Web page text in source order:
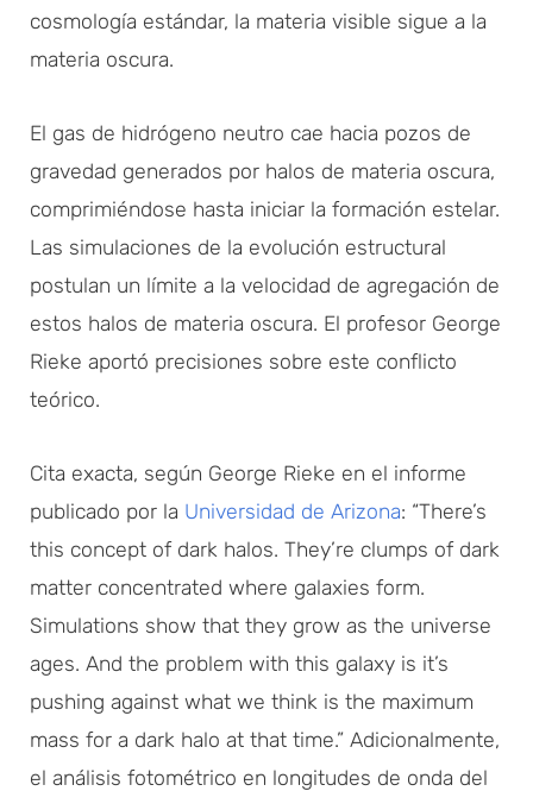
cosmología estándar, la materia visible sigue a la
materia oscura.
El gas de hidrógeno neutro cae hacia pozos de
gravedad generados por halos de materia oscura,
comprimiéndose hasta iniciar la formación estelar.
Las simulaciones de la evolución estructural
postulan un límite a la velocidad de agregación de
estos halos de materia oscura. El profesor George
Rieke aportó precisiones sobre este conflicto
teórico.
Cita exacta, según George Rieke en el informe
publicado por la Universidad de Arizona: “There’s
this concept of dark halos. They’re clumps of dark
matter concentrated where galaxies form.
Simulations show that they grow as the universe
ages. And the problem with this galaxy is it’s
pushing against what we think is the maximum
mass for a dark halo at that time.” Adicionalmente,
el análisis fotométrico en longitudes de onda del